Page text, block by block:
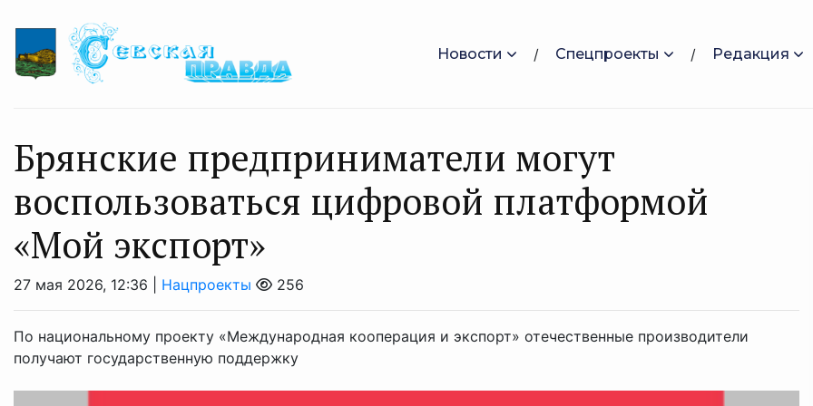
Новости Спецпроекты Редакция
Брянские предприниматели могут
воспользоваться цифрoвoй платформой
«Мой экспорт»
27 мая 2026, 12:36 | Нацпроекты 256
По национальному проекту «Международная кооперация и экспорт» отечественные производители
получают государственную поддержку